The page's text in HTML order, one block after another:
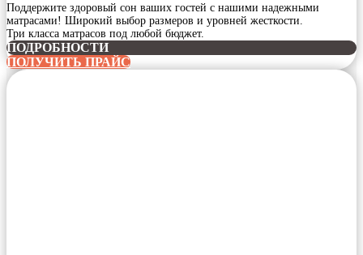
Поддержите здоровый сон ваших гостей с нашими надежными
матрасами! Широкий выбор размеров и уровней жесткости.
Три класса матрасов под любой бюджет.
ПОДРОБНОСТИ
ПОЛУЧИТЬ ПРАЙС